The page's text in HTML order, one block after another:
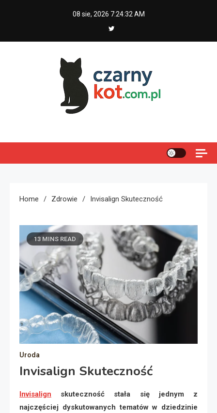
08 sie, 2026 7:24:33 AM
Home Zdrowie Invisalign Skuteczność
13 MINS READ
Uroda
Invisalign Skuteczność
Invisalign skuteczność stała się jednym z
najczęściej dyskutowanych tematów w dziedzinie